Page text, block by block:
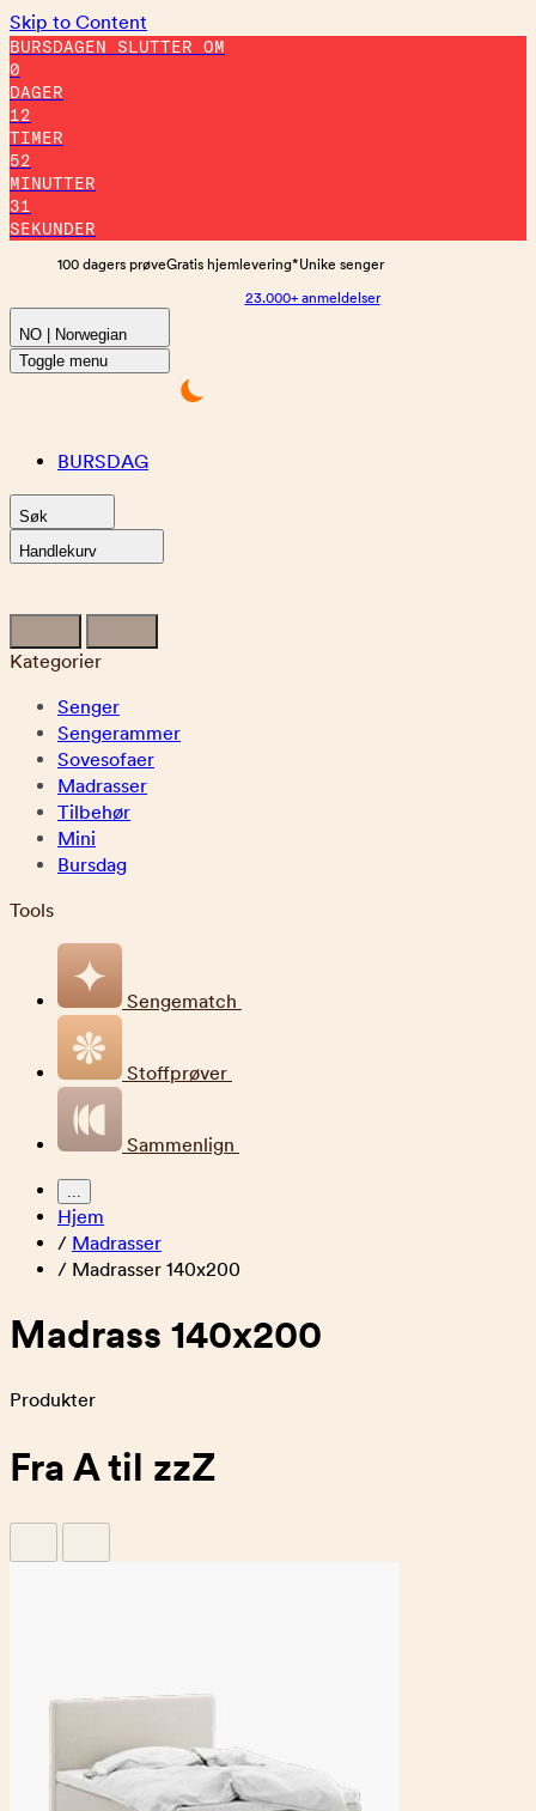
Skip to Content
BURSDAGEN SLUTTER OM
0
DAGER
12
TIMER
52
MINUTTER
30
SEKUNDER
100 dagers prøveGratis hjemlevering*Unike senger
23.000+ anmeldelser
NO | Norwegian
Toggle menu
BURSDAG
Søk
Handlekurv
Kategorier
Senger
Sengerammer
Sovesofaer
Madrasser
Tilbehør
Mini
Bursdag
Tools
Sengematch
Stoffprøver
Sammenlign
...
Hjem
/ Madrasser
/ Madrasser 140x200
Madrass 140x200
Produkter
Fra A til zzZ